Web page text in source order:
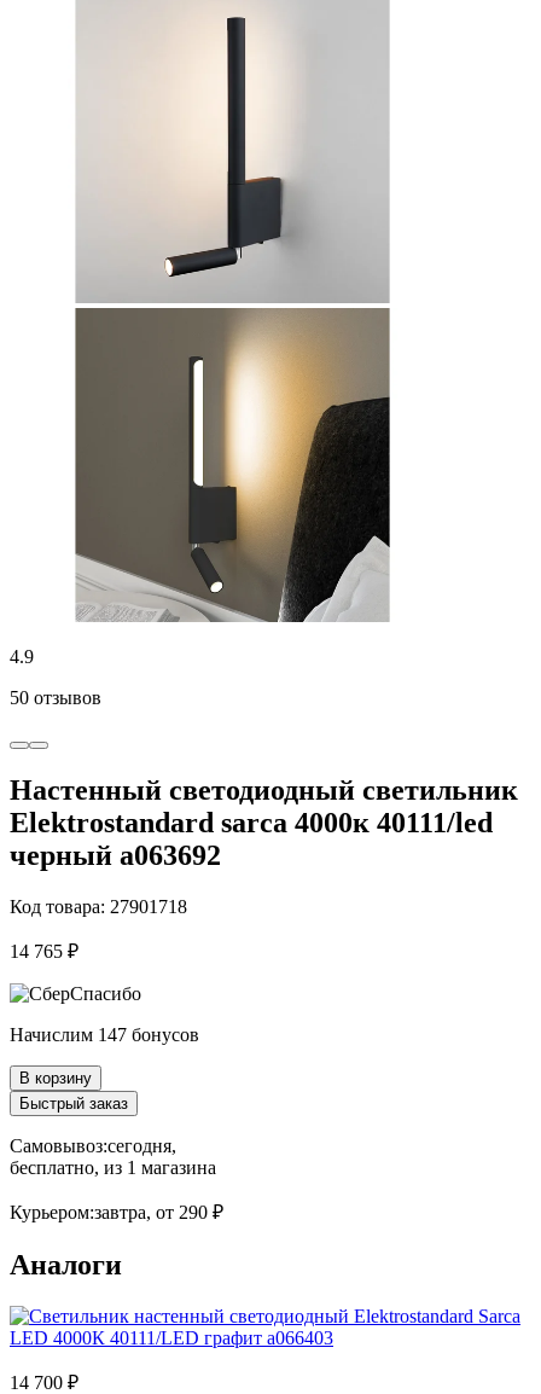
4.9
50 отзывов
Настенный светодиодный светильник
Elektrostandard sarca 4000к 40111/led
черный a063692
Код товара: 27901718
14 765 ₽
Начислим 147 бонусов
В корзину
Быстрый заказ
Самовывоз:сегодня,
бесплатно, из 1 магазина
Курьером:завтра, от 290 ₽
Аналоги
14 700 ₽